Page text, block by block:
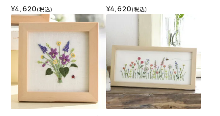
¥4,620 (税込) ¥4,620 (税込)